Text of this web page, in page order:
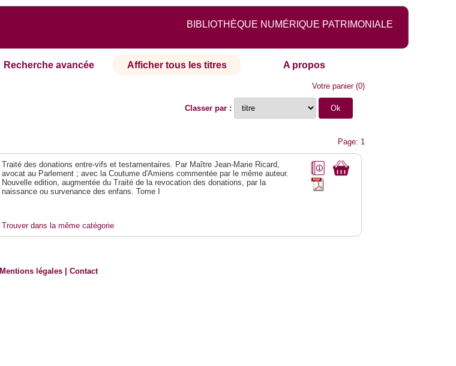
BIBLIOTHÈQUE NUMÉRIQUE PATRIMONIALE
Recherche avancée Afficher tous les titres A propos
Votre panier(0)
Classer par :
Page: 1
Traité des donations entre-vifs et testamentaires. Par Maître Jean-Marie Ricard,
avocat au Parlement ; avec la Coutume d'Amiens commentée par le même auteur.
Nouvelle edition, augmentée du Traité de la revocation des donations, par la
naissance ou survenance des enfans. Tome I
Trouver dans la même catégorie
Mentions légales |Contact